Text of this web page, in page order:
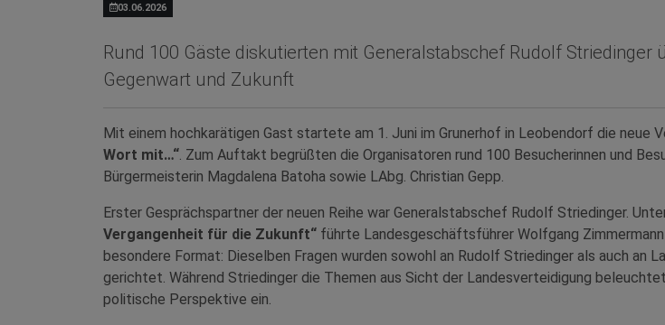
03.06.2026
Rund 100 Gäste diskutierten mit Generalstabschef Rudolf Striedinger
Gegenwart und Zukunft
Mit einem hochkarätigen Gast startete am 1. Juni im Grunerhof in Leobendorf die neue
Wort mit…“ . Zum Auftakt begrüßten die Organisatoren rund 100 Besucherinnen und
Bürgermeisterin Magdalena Batoha sowie LAbg. Christian Gepp.
Erster Gesprächspartner der neuen Reihe war Generalstabschef Rudolf Striedinger.
Vergangenheit für die Zukunft“ führte Landesgeschäftsführer Wolfgang
besondere Format: Dieselben Fragen wurden sowohl an Rudolf Striedinger als auch an
gerichtet. Während Striedinger die Themen aus Sicht der Landesverteidigung
politische Perspektive ein.